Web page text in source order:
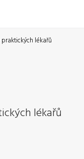
lékařů
lékařů